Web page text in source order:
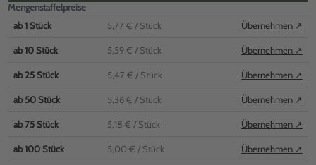
Mengenstaffelpreise
ab1 Stück 5,77 € / Stück Übernehmen ↗
ab10 Stück 5,59 € / Stück Übernehmen ↗
ab 25 Stück 5,47 € / Stück Übernehmen ↗
ab 50 Stück 5,36 € / Stück Übernehmen ↗
ab75 Stück 5,18 € / Stück Übernehmen ↗
ab100 Stück 5,00 € / Stück Übernehmen ↗